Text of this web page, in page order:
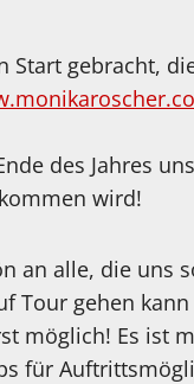
Start gebracht,
des Jahres
wird!
an alle, die uns
Tour gehen
möglich! Es ist
für